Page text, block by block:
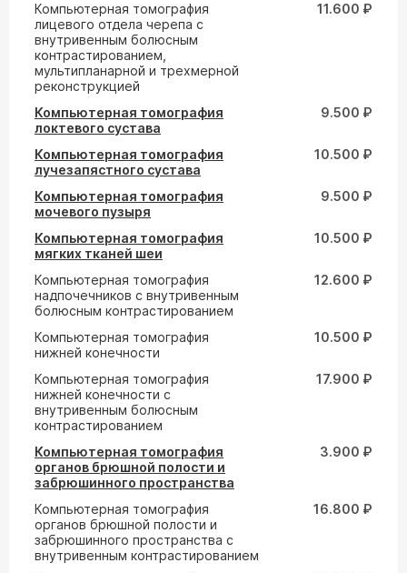
Компьютерная томография
лицевого отдела черепа с
внутривенным болюсным
контрастированием,
мультипланарной и трехмерной
реконструкцией
11.600 ₽
Компьютерная томография
локтевого сустава
9.500 ₽
Компьютерная томография
лучезапястного сустава
10.500 ₽
Компьютерная томография
мочевого пузыря
9.500 ₽
Компьютерная томография
мягких тканей шеи
10.500 ₽
Компьютерная томография
надпочечников с внутривенным
болюсным контрастированием
12.600 ₽
Компьютерная томография
нижней конечности
10.500 ₽
Компьютерная томография
нижней конечности с
внутривенным болюсным
контрастированием
17.900 ₽
Компьютерная томография
органов брюшной полости и
забрюшинного пространства
3.900 ₽
Компьютерная томография
органов брюшной полости и
забрюшинного пространства с
внутривенным контрастированием
16.800 ₽